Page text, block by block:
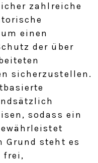
zahlreiche
einen
der über
sicherzustellen.
sodass ein
Grund steht es
frei,